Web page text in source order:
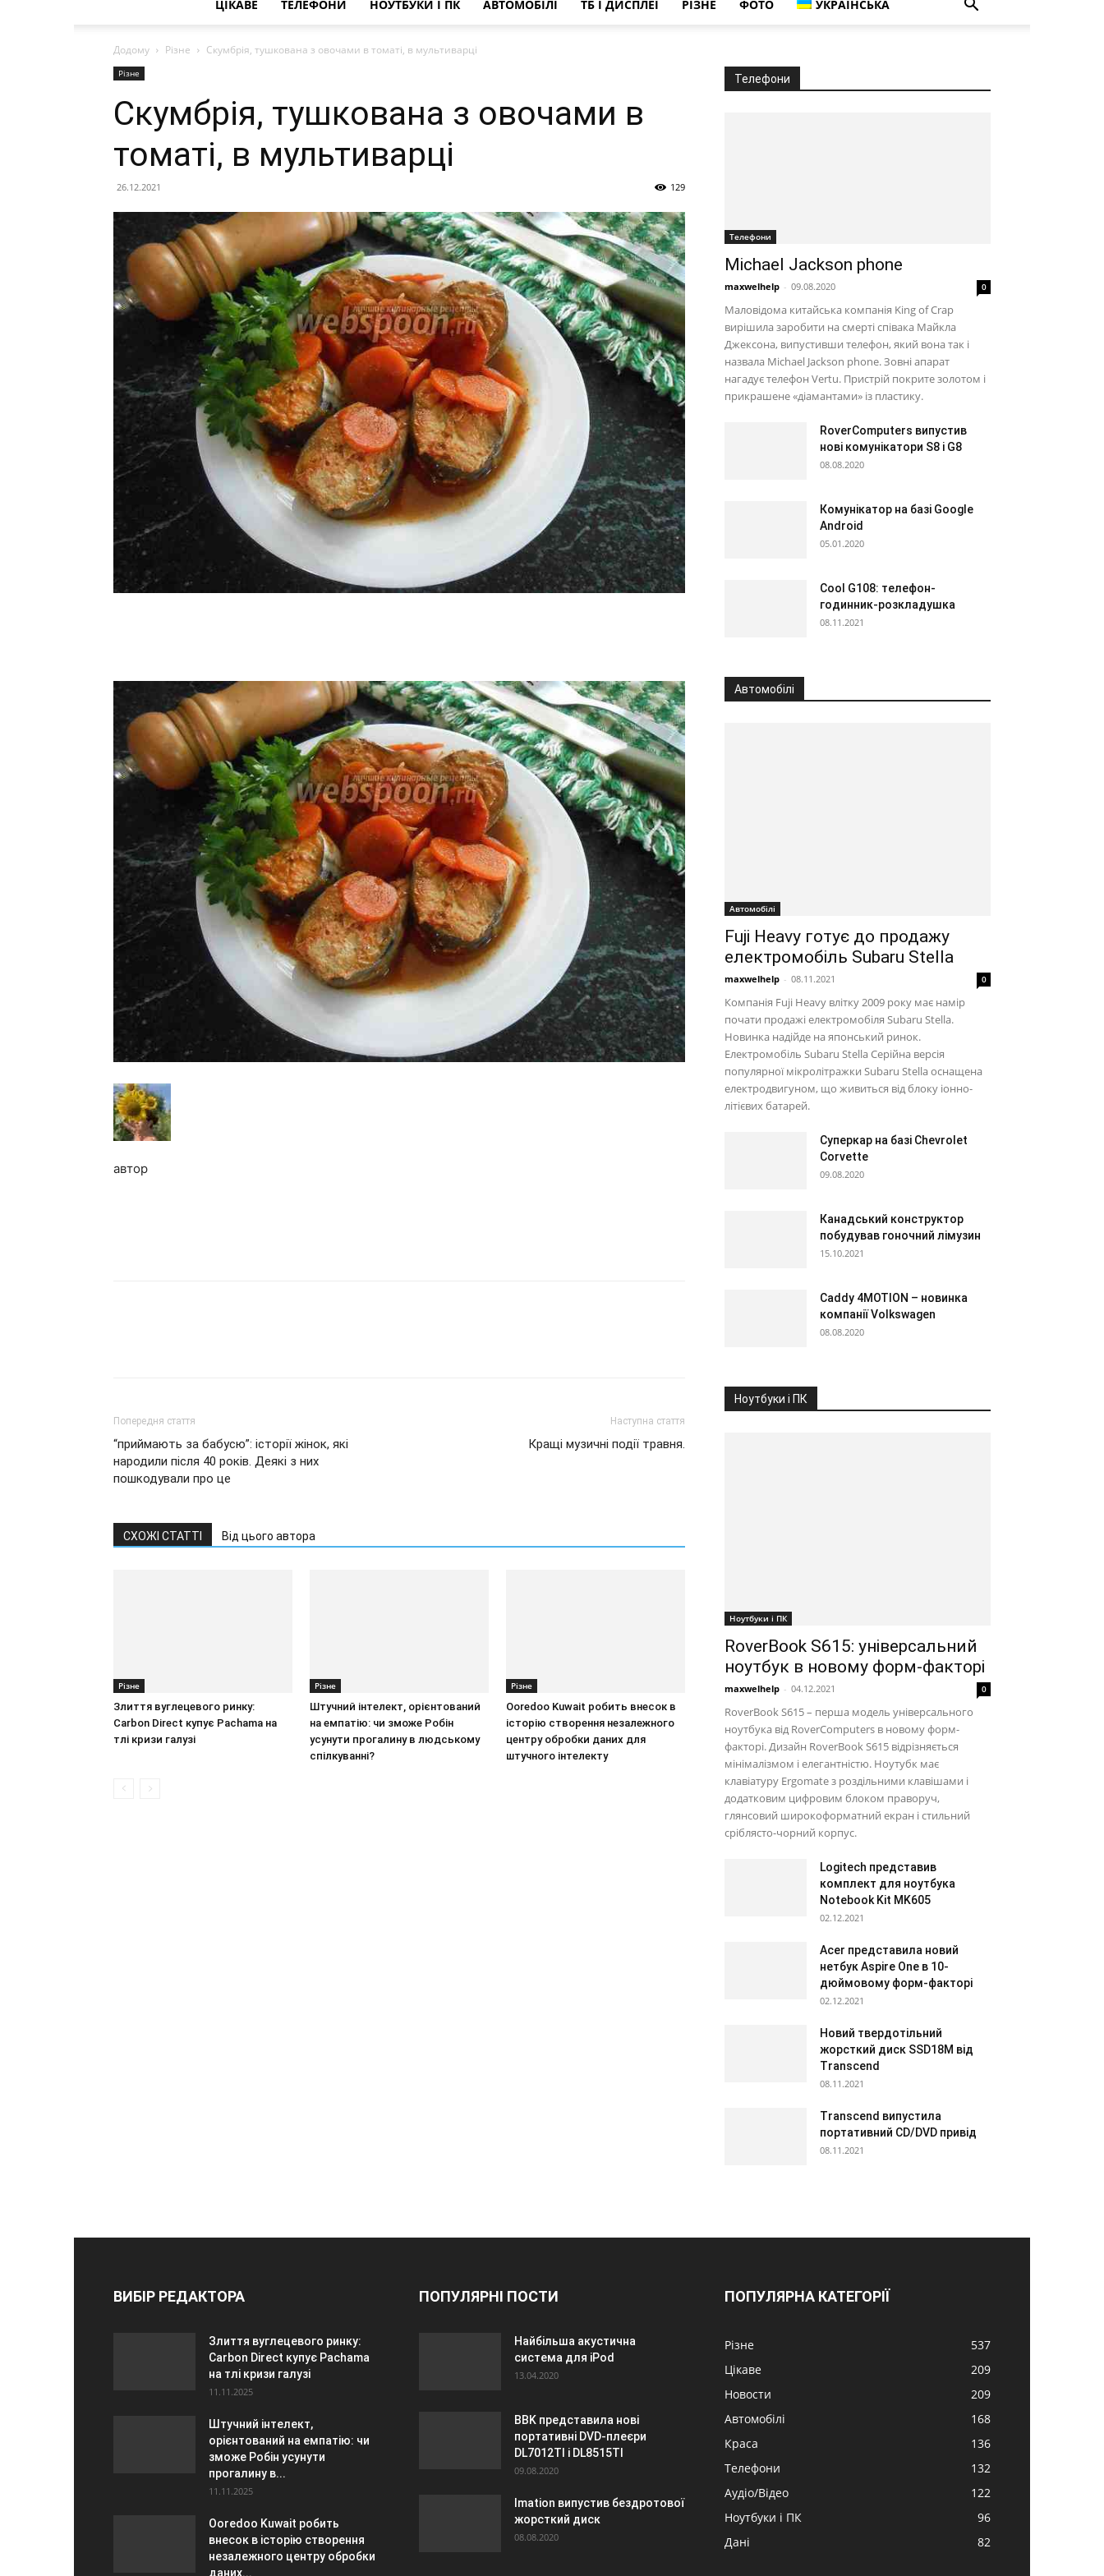
ЦІКАВЕ ТЕЛЕФОНИ НОУТБУКИ І ПК АВТОМОБІЛІ ТБ І ДИСПЛЕЇ РІЗНЕ ФОТО УКРАЇНСЬКА
Додому Різне Скумбрія, тушкована з овочами в томаті, в мультиварці
Різне
Скумбрія, тушкована з овочами в
томаті, в мультиварці
26.12.2021 129
автор
Попередня стаття
“приймають за бабусю”: історії жінок, які
народили після 40 років. Деякі з них
пошкодували про це
Наступна стаття
Кращі музичні події травня.
СХОЖІ СТАТТІ Від цього автора
Різне
Злиття вуглецевого ринку:
Carbon Direct купує Pachama на
тлі кризи галузі
Різне
Штучний інтелект, орієнтований
на емпатію: чи зможе Робін
усунути прогалину в людському
спілкуванні?
Різне
Ooredoo Kuwait робить внесок в
історію створення незалежного
центру обробки даних для
штучного інтелекту
Телефони
Телефони
Michael Jackson phone
maxwelhelp - 09.08.2020 0
Маловідома китайська компанія King of Crap
вирішила заробити на смерті співака Майкла
Джексона, випустивши телефон, який вона так і
назвала Michael Jackson phone. Зовні апарат
нагадує телефон Vertu. Пристрій покрите золотом і
прикрашене «діамантами» із пластику.
RoverComputers випустив
нові комунікатори S8 і G8
08.08.2020
Комунікатор на базі Google
Android
05.01.2020
Cool G108: телефон-
годинник-розкладушка
08.11.2021
Автомобілі
Автомобілі
Fuji Heavy готує до продажу
електромобіль Subaru Stella
maxwelhelp - 08.11.2021 0
Компанія Fuji Heavy влітку 2009 року має намір
почати продажі електромобіля Subaru Stella.
Новинка надійде на японський ринок.
Електромобіль Subaru Stella Серійна версія
популярної мікролітражки Subaru Stella оснащена
електродвигуном, що живиться від блоку іонно-
літієвих батарей.
Суперкар на базі Chevrolet
Corvette
09.08.2020
Канадський конструктор
побудував гоночний лімузин
15.10.2021
Caddy 4MOTION – новинка
компанії Volkswagen
08.08.2020
Ноутбуки і ПК
Ноутбуки і ПК
RoverBook S615: універсальний
ноутбук в новому форм-факторі
maxwelhelp - 04.12.2021 0
RoverBook S615 – перша модель універсального
ноутбука від RoverComputers в новому форм-
факторі. Дизайн RoverBook S615 відрізняється
мінімалізмом і елегантністю. Ноутубк має
клавіатуру Ergomate з роздільними клавішами і
додатковим цифровим блоком праворуч,
глянсовий широкоформатний екран і стильний
сріблясто-чорний корпус.
Logitech представив
комплект для ноутбука
Notebook Kit MK605
02.12.2021
Acer представила новий
нетбук Aspire One в 10-
дюймовому форм-факторі
02.12.2021
Новий твердотільний
жорсткий диск SSD18M від
Transcend
08.11.2021
Transcend випустила
портативний CD/DVD привід
08.11.2021
ВИБІР РЕДАКТОРА
Злиття вуглецевого ринку:
Carbon Direct купує Pachama
на тлі кризи галузі
11.11.2025
Штучний інтелект,
орієнтований на емпатію: чи
зможе Робін усунути
прогалину в...
11.11.2025
Ooredoo Kuwait робить
внесок в історію створення
незалежного центру обробки
даних...
ПОПУЛЯРНІ ПОСТИ
Найбільша акустична
система для iPod
13.04.2020
BBK представила нові
портативні DVD-плеєри
DL7012TI і DL8515TI
09.08.2020
Imation випустив бездротової
жорсткий диск
08.08.2020
ПОПУЛЯРНА КАТЕГОРІЇ
Різне
537
Цікаве
209
Новости
209
Автомобілі
168
Краса
136
Телефони
132
Аудіо/Відео
122
Ноутбуки і ПК
96
Дані
82